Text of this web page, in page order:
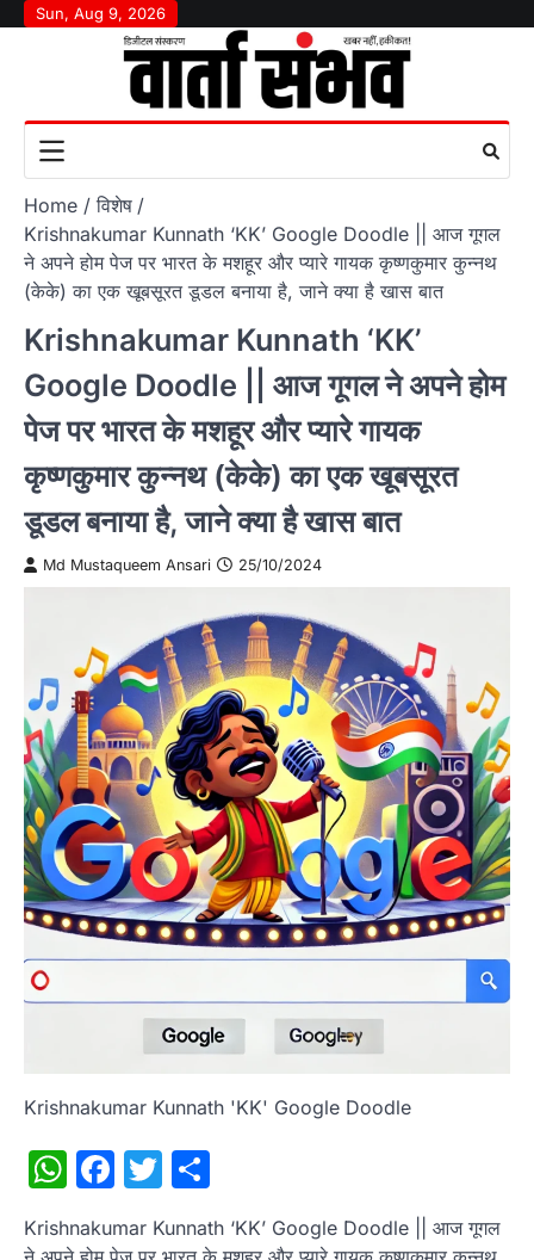
SkipSun, Aug 9, 2026
Home
विशेष
Krishnakumar Kunnath ‘KK’ Google Doodle || आज गूगल
ने अपने होम पेज पर भारत के मशहूर और प्यारे गायक कृष्णकुमार कुन्नथ
(केके) का एक खूबसूरत डूडल बनाया है, जाने क्या है खास बात
Krishnakumar Kunnath ‘KK’
Google Doodle || आज गूगल ने अपने होम
पेज पर भारत के मशहूर और प्यारे गायक
कृष्णकुमार कुन्नथ (केके) का एक खूबसूरत
डूडल बनाया है, जाने क्या है खास बात
Md Mustaqueem Ansari 25/10/2024
Krishnakumar Kunnath 'KK' Google Doodle
WhatsApp
Facebook
Twitter
Krishnakumar Kunnath ‘KK’ Google Doodle || आज गूगल